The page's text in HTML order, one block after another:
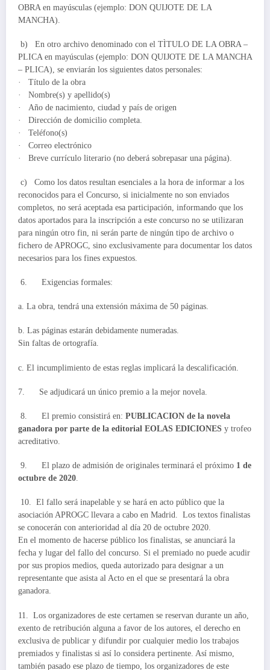
OBRA en mayúsculas (ejemplo: DON QUIJOTE DE LA
MANCHA).
b) En otro archivo denominado con el TÌTULO DE LA OBRA –
PLICA en mayúsculas (ejemplo: DON QUIJOTE DE LA MANCHA
– PLICA), se enviarán los siguientes datos personales:
· Título de la obra
· Nombre(s) y apellido(s)
· Año de nacimiento, ciudad y país de origen
· Dirección de domicilio completa.
· Teléfono(s)
· Correo electrónico
· Breve currículo literario (no deberá sobrepasar una página).
c) Como los datos resultan esenciales a la hora de informar a los
reconocidos para el Concurso, si inicialmente no son enviados
completos, no será aceptada esa participación, informando que los
datos aportados para la inscripción a este concurso no se utilizaran
para ningún otro fin, ni serán parte de ningún tipo de archivo o
fichero de APROGC, sino exclusivamente para documentar los datos
necesarios para los fines expuestos.
6. Exigencias formales:
a. La obra, tendrá una extensión máxima de 50 páginas.
b. Las páginas estarán debidamente numeradas.
Sin faltas de ortografía.
c. El incumplimiento de estas reglas implicará la descalificación.
7. Se adjudicará un único premio a la mejor novela.
8. El premio consistirá en: PUBLICACION de la novela
ganadora por parte de la editorial EOLAS EDICIONES y trofeo
acreditativo.
9. El plazo de admisión de originales terminará el próximo 1 de
octubre de 2020.
10. El fallo será inapelable y se hará en acto público que la
asociación APROGC llevara a cabo en Madrid. Los textos finalistas
se conocerán con anterioridad al día 20 de octubre 2020.
En el momento de hacerse público los finalistas, se anunciará la
fecha y lugar del fallo del concurso. Si el premiado no puede acudir
por sus propios medios, queda autorizado para designar a un
representante que asista al Acto en el que se presentará la obra
ganadora.
11. Los organizadores de este certamen se reservan durante un año,
exento de retribución alguna a favor de los autores, el derecho en
exclusiva de publicar y difundir por cualquier medio los trabajos
premiados y finalistas si así lo considera pertinente. Así mismo,
también pasado ese plazo de tiempo, los organizadores de este